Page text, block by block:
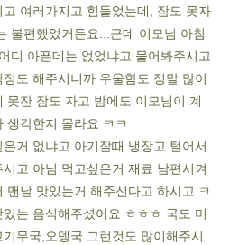
여러가지고 힘들었는데, 잠도 못자
불편했었거든요...근데 이모님 아침
디 아픈데는 없었냐고 물어봐주시고
도 해주시니까 우울함도 정말 많이
못잔 잠도 자고 밤에도 이모님이 계
생각한지 몰라요 ㅋㅋ
거 없냐고 아기잘때 냉장고 털어서
고 아님 먹고싶은거 재료 남편시켜
날 맛있는거 해주신다고 하시고 ㅋ
는 음식해주셨어요 ㅎㅎㅎ 국도 미
무국,오뎅국 그런것도 많이해주시